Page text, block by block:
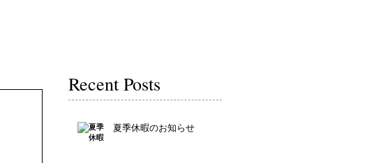
Recent Posts
夏季休暇のお知らせ